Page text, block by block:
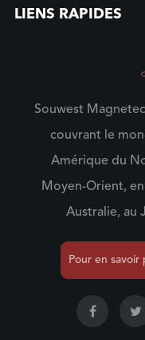
LIENS RAPIDES
Souwest
couvrant le
Amérique du
Moyen-Orient,
Australie, au
Pour en